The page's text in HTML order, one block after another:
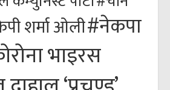
शर्मा ओली#नेकपा
भाइरस